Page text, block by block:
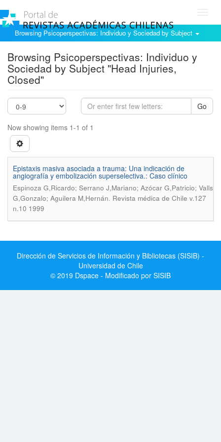
Browsing Psicoperspectivas: Individuo y Sociedad by Subject
Browsing Psicoperspectivas: Individuo y
Sociedad by Subject "Head Injuries,
Closed"
Go
Now showing items 1-1 of 1
Epistaxis masiva asociada a trauma: Una indicación de
angiografía y embolización superselectiva.: Caso clínico
Espinoza G,Ricardo; Serrano J,Mariano; Azócar G,Patricio; Valls
G,Gonzalo; Aguilera M,Hernán. Revista médica de Chile v.127
n.10 1999
Dirección de Servicios de Información y Bibliotecas (SISIB) -
Universidad de Chile
© 2019 Dspace - Modificado por SISIB